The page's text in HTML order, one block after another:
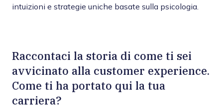
intuizioni e strategie uniche basate sulla psicologia.
Raccontaci la storia di come ti sei
avvicinato alla customer experience.
Come ti ha portato qui la tua
carriera?